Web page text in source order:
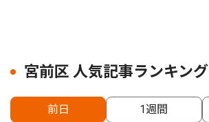
宮前区 人気記事ランキング
前日 1週間